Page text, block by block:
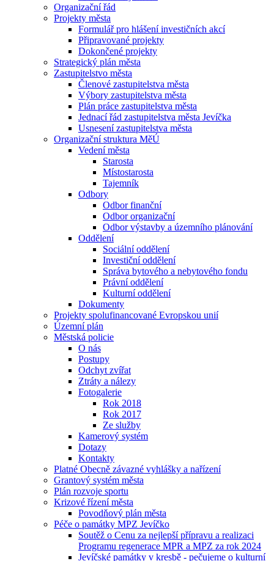
Organizační řád
Projekty města
Formulář pro hlášení investičních akcí
Připravované projekty
Dokončené projekty
Strategický plán města
Zastupitelstvo města
Členové zastupitelstva města
Výbory zastupitelstva města
Plán práce zastupitelstva města
Jednací řád zastupitelstva města Jevíčka
Usnesení zastupitelstva města
Organizační struktura MěÚ
Vedení města
Starosta
Místostarosta
Tajemník
Odbory
Odbor finanční
Odbor organizační
Odbor výstavby a územního plánování
Oddělení
Sociální oddělení
Investiční oddělení
Správa bytového a nebytového fondu
Právní oddělení
Kulturní oddělení
Dokumenty
Projekty spolufinancované Evropskou unií
Územní plán
Městská policie
O nás
Postupy
Odchyt zvířat
Ztráty a nálezy
Fotogalerie
Rok 2018
Rok 2017
Ze služby
Kamerový systém
Dotazy
Kontakty
Platné Obecně závazné vyhlášky a nařízení
Grantový systém města
Plán rozvoje sportu
Krizové řízení města
Povodňový plán města
Péče o památky MPZ Jevíčko
Soutěž o Cenu za nejlepší přípravu a realizaci
Programu regenerace MPR a MPZ za rok 2024
Jevíčské památky v kresbě - pečujeme o kulturní